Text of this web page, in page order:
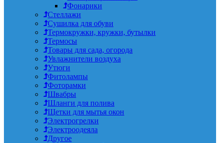
Фонарики
Стеллажи
Сушилка для обуви
Термокружки, кружки, бутылки
Термосы
Товары для сада, огорода
Увлажнители воздуха
Утюги
Фитолампы
Фоторамки
Швабры
Шланги для полива
Щетки для мытья окон
Электрогрелки
Электроодеяла
Другое